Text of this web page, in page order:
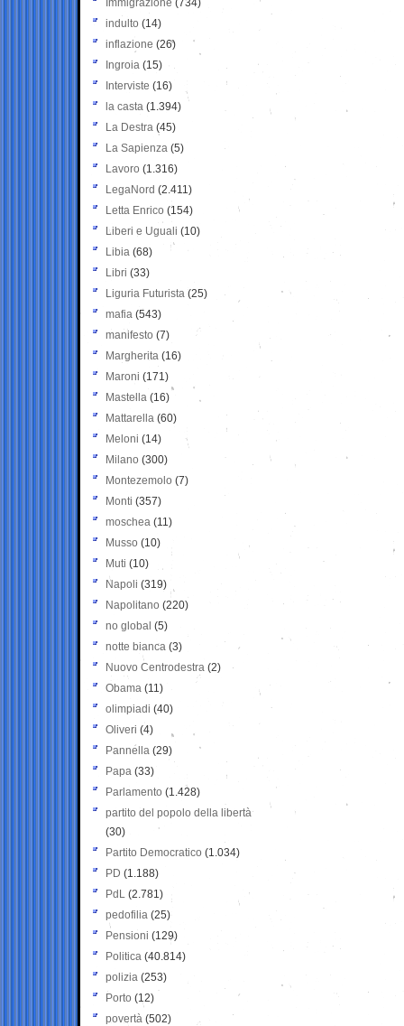
Immigrazione (734)
indulto (14)
inflazione (26)
Ingroia (15)
Interviste (16)
la casta (1.394)
La Destra (45)
La Sapienza (5)
Lavoro (1.316)
LegaNord (2.411)
Letta Enrico (154)
Liberi e Uguali (10)
Libia (68)
Libri (33)
Liguria Futurista (25)
mafia (543)
manifesto (7)
Margherita (16)
Maroni (171)
Mastella (16)
Mattarella (60)
Meloni (14)
Milano (300)
Montezemolo (7)
Monti (357)
moschea (11)
Musso (10)
Muti (10)
Napoli (319)
Napolitano (220)
no global (5)
notte bianca (3)
Nuovo Centrodestra (2)
Obama (11)
olimpiadi (40)
Oliveri (4)
Pannella (29)
Papa (33)
Parlamento (1.428)
partito del popolo della libertà
(30)
Partito Democratico (1.034)
PD (1.188)
PdL (2.781)
pedofilia (25)
Pensioni (129)
Politica (40.814)
polizia (253)
Porto (12)
povertà (502)